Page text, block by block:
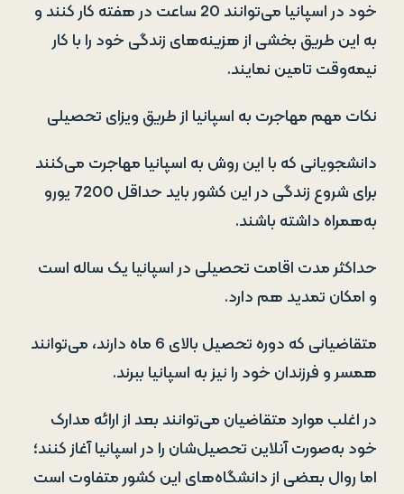
خود در اسپانیا می‌توانند 20 ساعت در هفته کار کنند و
به این طریق بخشی از هزینه‌های زندگی خود را با کار
نیمه‌وقت تامین نمایند.
نکات مهم مهاجرت به اسپانیا از طریق ویزای تحصیلی
دانشجویانی که با این روش به اسپانیا مهاجرت می‌کنند
برای شروع زندگی در این کشور باید حداقل 7200 یورو
به‌همراه داشته باشند.
حداکثر مدت اقامت تحصیلی در اسپانیا یک ساله است
و امکان تمدید هم دارد.
متقاضیانی که دوره تحصیل بالای 6 ماه دارند، می‌توانند
همسر و فرزندان خود را نیز به اسپانیا ببرند.
در اغلب موارد متقاضیان می‌توانند بعد از ارائه مدارک
خود به‌صورت آنلاین تحصیل‌شان را در اسپانیا آغاز کنند؛
اما روال بعضی از دانشگاه‌های این کشور متفاوت است